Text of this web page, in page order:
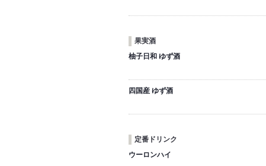
果実酒
柚子日和 ゆず酒
四国産 ゆず酒
定番ドリンク
ウーロンハイ